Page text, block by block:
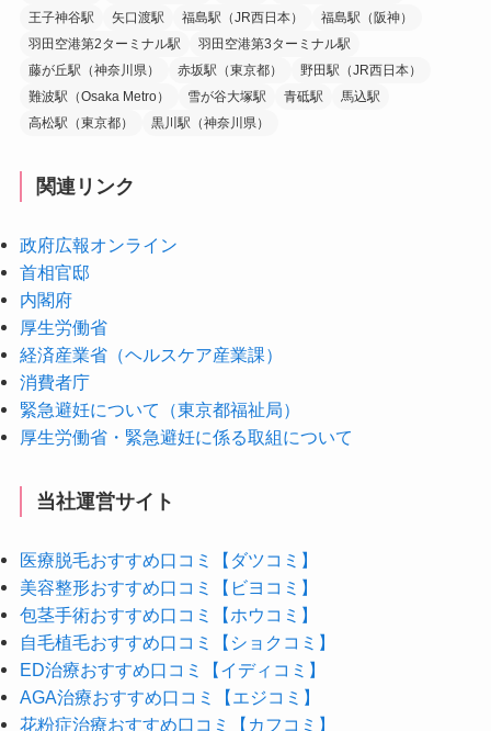
王子神谷駅
矢口渡駅 福島駅（JR西日本）
福島駅（阪神）
羽田空港第2ターミナル駅
羽田空港第3ターミナル駅
藤が丘駅（神奈川県）
赤坂駅（東京都）
野田駅（JR西日本）
難波駅（Osaka Metro）
雪が谷大塚駅 青砥駅
馬込駅
高松駅（東京都）
黒川駅（神奈川県）
関連リンク
政府広報オンライン
首相官邸
内閣府
厚生労働省
経済産業省（ヘルスケア産業課）
消費者庁
緊急避妊について（東京都福祉局）
厚生労働省・緊急避妊に係る取組について
当社運営サイト
医療脱毛おすすめ口コミ【ダツコミ】
美容整形おすすめ口コミ【ビヨコミ】
包茎手術おすすめ口コミ【ホウコミ】
自毛植毛おすすめ口コミ【ショクコミ】
ED治療おすすめ口コミ【イディコミ】
AGA治療おすすめ口コミ【エジコミ】
花粉症治療おすすめ口コミ【カフコミ】